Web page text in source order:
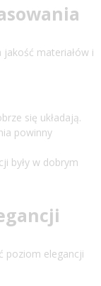
materiałów i
się układają.
powinny
były w dobrym
poziom elegancji